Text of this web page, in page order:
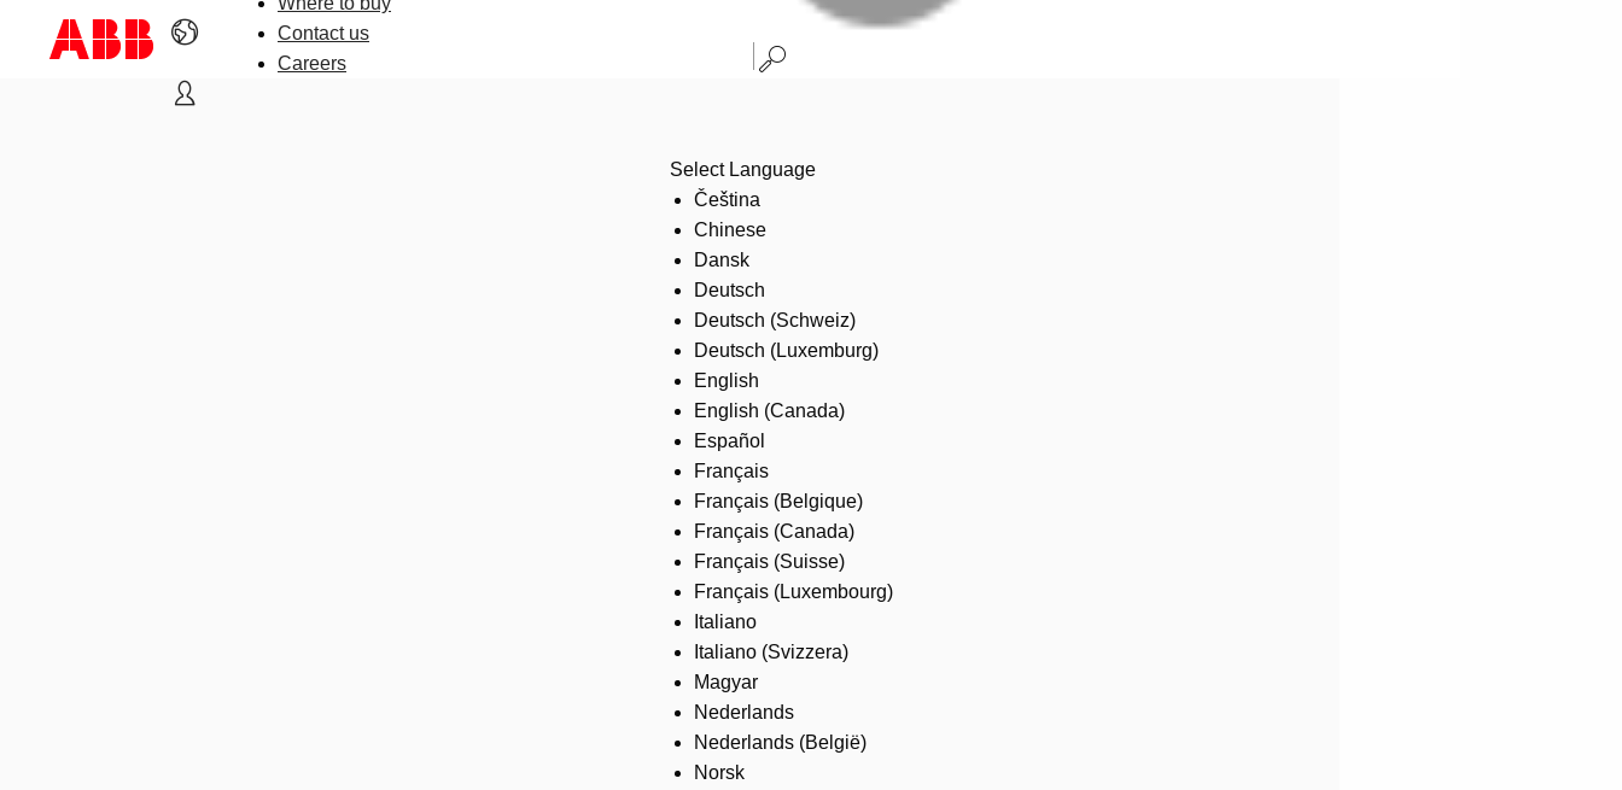
Contact us
Careers
Select Language
Čeština
Chinese
Dansk
Deutsch
Deutsch (Schweiz)
Deutsch (Luxemburg)
English
English (Canada)
Español
Français
Français (Belgique)
Français (Canada)
Français (Suisse)
Français (Luxembourg)
Italiano
Italiano (Svizzera)
Magyar
Nederlands
Nederlands (België)
Norsk